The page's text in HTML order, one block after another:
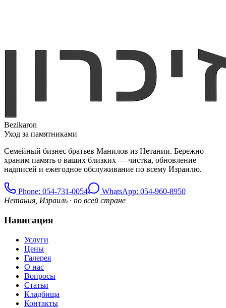
Bezikaron
Уход за памятниками
Семейный бизнес братьев Манилов из Нетании. Бережно
храним память о ваших близких — чистка, обновление
надписей и ежегодное обслуживание по всему Израилю.
Phone: 054-731-0054
WhatsApp: 054-960-8950
Нетания, Израиль · по всей стране
Навигация
Услуги
Цены
Галерея
О нас
Вопросы
Статьи
Кладбища
Контакты